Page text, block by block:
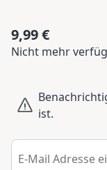
Regulärer Preis:
9,99 €
Nicht mehr
ist.